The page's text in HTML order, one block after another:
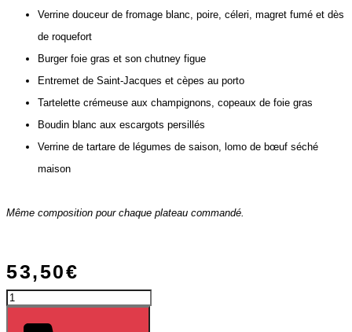
Verrine douceur de fromage blanc, poire, céleri, magret fumé et dès
de roquefort
Burger foie gras et son chutney figue
Entremet de Saint-Jacques et cèpes au porto
Tartelette crémeuse aux champignons, copeaux de foie gras
Boudin blanc aux escargots persillés
Verrine de tartare de légumes de saison, lomo de bœuf séché
maison
Même composition pour chaque plateau commandé.
53,50€
quantité
de
Menu